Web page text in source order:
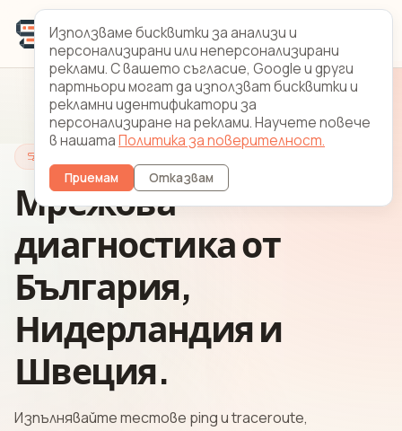
Мрежова
диагностика от
България,
Нидерландия и
Швеция.
Изпълнявайте тестове ping и traceroute,
Използваме бисквитки за анализи и
персонализирани или неперсонализирани
реклами. С вашето съгласие, Google и други
партньори могат да използват бисквитки и
рекламни идентификатори за
персонализиране на реклами. Научете повече
в нашатаПолитика за поверителност.
Приемам Отказвам